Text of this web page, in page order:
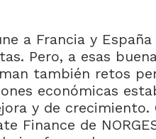
a Francia y
Pero, a esas
también retos
económicas
y de crecimiento.
Finance de